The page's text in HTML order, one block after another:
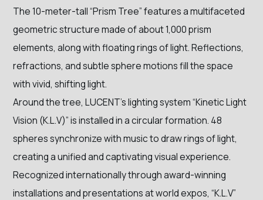
The 10-meter-tall “Prism Tree” features a multifaceted
geometric structure made of about 1,000 prism
elements, along with floating rings of light. Reflections,
refractions, and subtle sphere motions fill the space
with vivid, shifting light.
Around the tree, LUCENT’s lighting system “Kinetic Light
Vision (K.L.V)” is installed in a circular formation. 48
spheres synchronize with music to draw rings of light,
creating a unified and captivating visual experience.
Recognized internationally through award-winning
installations and presentations at world expos, “K.L.V”